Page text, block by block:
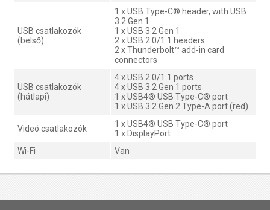
USB csatlakozók
(belső)
1 x USB Type-C® header, with USB
3.2 Gen 1
1 x USB 3.2 Gen 1
2 x USB 2.0/1.1 headers
2 x Thunderbolt™ add-in card
connectors
USB csatlakozók
(hátlapi)
4 x USB 2.0/1.1 ports
4 x USB 3.2 Gen 1 ports
1 x USB4® USB Type-C® port
1 x USB 3.2 Gen 2 Type-A port (red)
Videó csatlakozók
1 x USB4® USB Type-C® port
1 x DisplayPort
Wi-Fi
Van